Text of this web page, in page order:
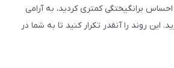
برانگیختگی کمتری کردید، به آرامی
این روند را آنقدر تکرار کنید تا به شما در